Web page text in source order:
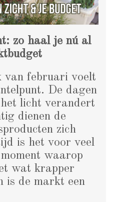
zo haal je nú al
van februari voelt
De dagen
licht verandert
dienen de
zich
is het voor veel
waarop
wat krapper
is de markt een